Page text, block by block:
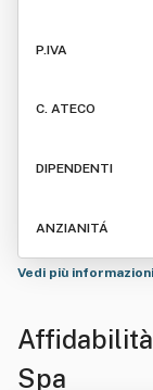
P.IVA
C. ATECO
DIPENDENTI
ANZIANITÁ
Vedi più informazioni
Spa